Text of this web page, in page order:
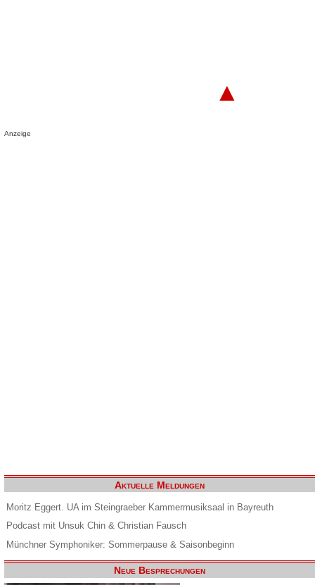
▲
Anzeige
Aktuelle Meldungen
Moritz Eggert. UA im Steingraeber Kammermusiksaal in Bayreuth
Podcast mit Unsuk Chin & Christian Fausch
Münchner Symphoniker: Sommerpause & Saisonbeginn
Neue Besprechungen